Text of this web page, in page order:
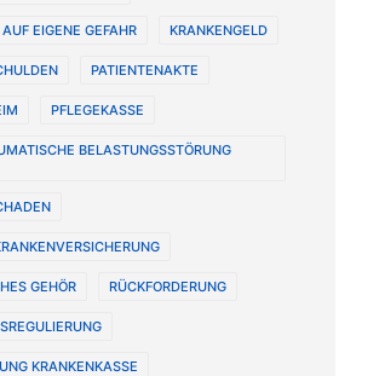
EIGENE GEFAHR KRANKENGELD
PATIENTENAKTE
PFLEGEKASSE
BELASTUNGSSTÖRUNG
GEHÖR RÜCKFORDERUNG
KRANKENKASSE